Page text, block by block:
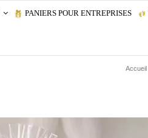
PANIERS POUR ENTREPRISES
Accueil